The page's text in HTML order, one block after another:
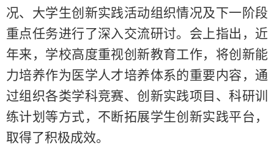
况、大学生创新实践活动组织情况及下一阶段
重点任务进行了深入交流研讨。会上指出，近
年来，学校高度重视创新教育工作，将创新能
力培养作为医学人才培养体系的重要内容，通
过组织各类学科竞赛、创新实践项目、科研训
练计划等方式，不断拓展学生创新实践平台，
取得了积极成效。